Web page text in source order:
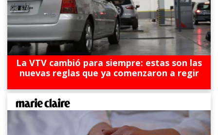
La VTV cambió para siempre: estas son las
nuevas reglas que ya comenzaron a regir